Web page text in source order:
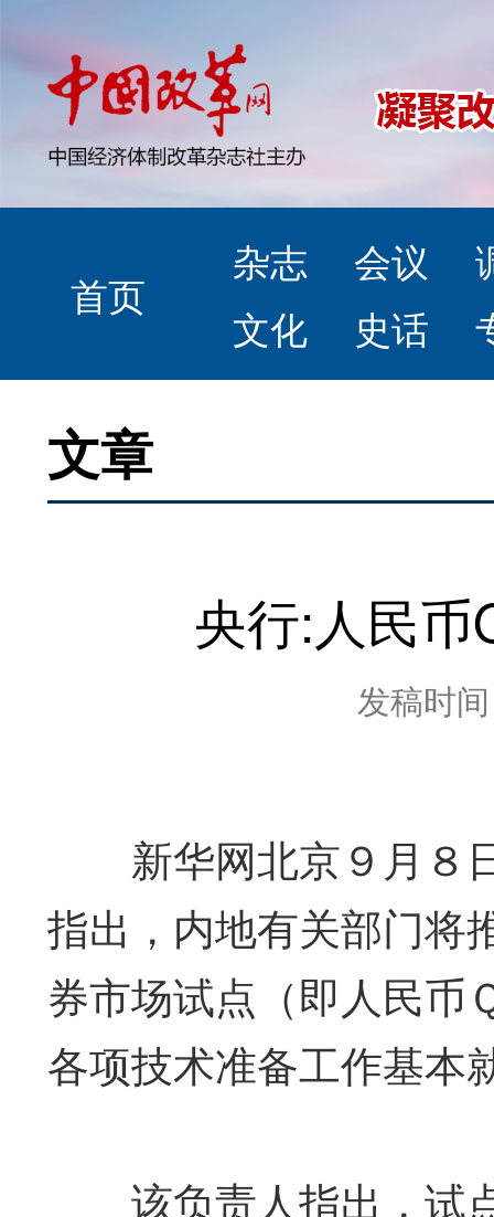
首页
杂志 会议
文化
史话
文章
央行:人民
发稿时
新华网北京９月８
指出，内地有关部门将
券市场试点（即人民币
各项技术准备工作基本
该负责人指出，试